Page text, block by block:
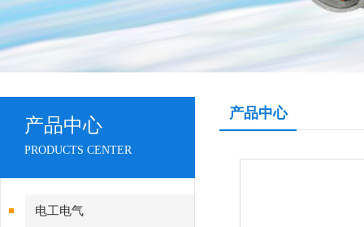
产品中心
PRODUCTS CENTER
电工电气
产品中心